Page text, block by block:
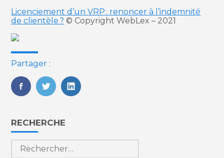
Licenciement d’un VRP : renoncer à l’indemnité
de clientèle ? © Copyright WebLex – 2021
Partager :
FaceBook
TwitterLinkedIn
Blog
sidebar
RECHERCHE
Rechercher :